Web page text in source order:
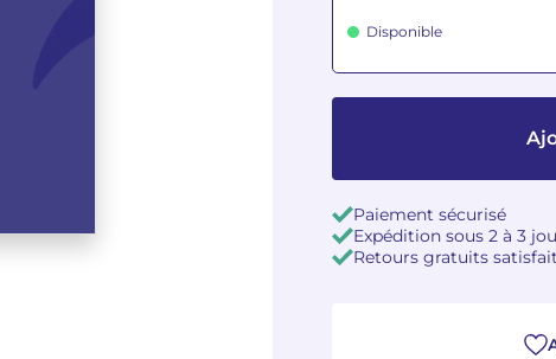
Disponible
Paiement sécurisé
Expédition sous 2 à 3
Retours gratuits